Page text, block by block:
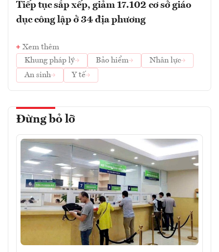
Tiếp tục sắp xếp, giảm 17.102 cơ sở giáo
dục công lập ở 34 địa phương
Xem thêm
Khung pháp lý
Bảo hiểm
Nhân lực
An sinh
Y tế
Đừng bỏ lỡ